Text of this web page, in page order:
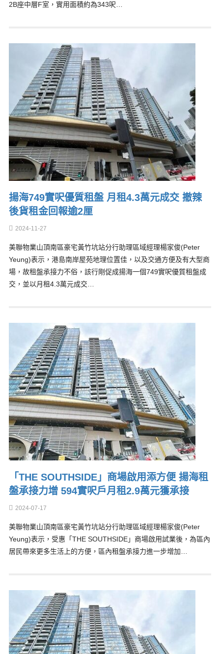
2B座中層F室，實用面積約為343呎…
揚海749實呎優質租盤 月租4.3萬元成交 撤辣
後貨租金回報逾2厘
2024-11-27
美聯物業山頂南區豪宅黃竹坑站分行助理區域經理楊家俊(Peter
Yeung)表示，港島南岸屋苑地理位置佳，以及交通方便及有大型商
場，故租盤承接力不俗，該行剛促成揚海一個749實呎優質租盤成
交，並以月租4.3萬元成交…
「THE SOUTHSIDE」商場啟用添方便 揚海租
盤承接力增 594實呎戶月租2.9萬元獲承接
2024-07-17
美聯物業山頂南區豪宅黃竹坑站分行助理區域經理楊家俊(Peter
Yeung)表示，受惠「THE SOUTHSIDE」商場啟用試業後，為區內
居民帶來更多生活上的方便，區內租盤承接力進一步增加…